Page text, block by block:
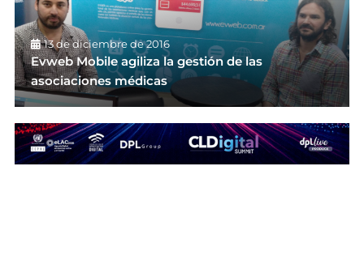
13 de diciembre de 2016
Evweb Mobile agiliza la gestión de las
asociaciones médicas